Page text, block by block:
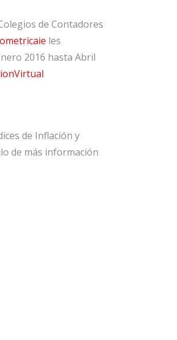
de Contadores
les
2016 hasta Abril
de Inflación y
de más información